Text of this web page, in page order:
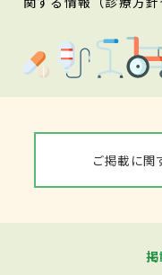
ご掲載に関